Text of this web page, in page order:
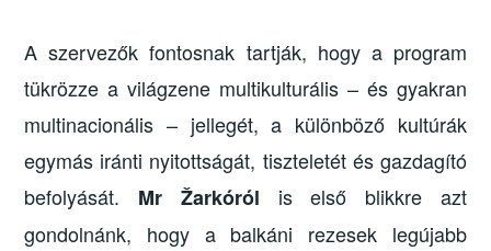
A szervezők fontosnak tartják, hogy a program
tükrözze a világzene multikulturális – és gyakran
multinacionális – jellegét, a különböző kultúrák
egymás iránti nyitottságát, tiszteletét és gazdagító
befolyását. Mr Žarkóról is első blikkre azt
gondolnánk, hogy a balkáni rezesek legújabb